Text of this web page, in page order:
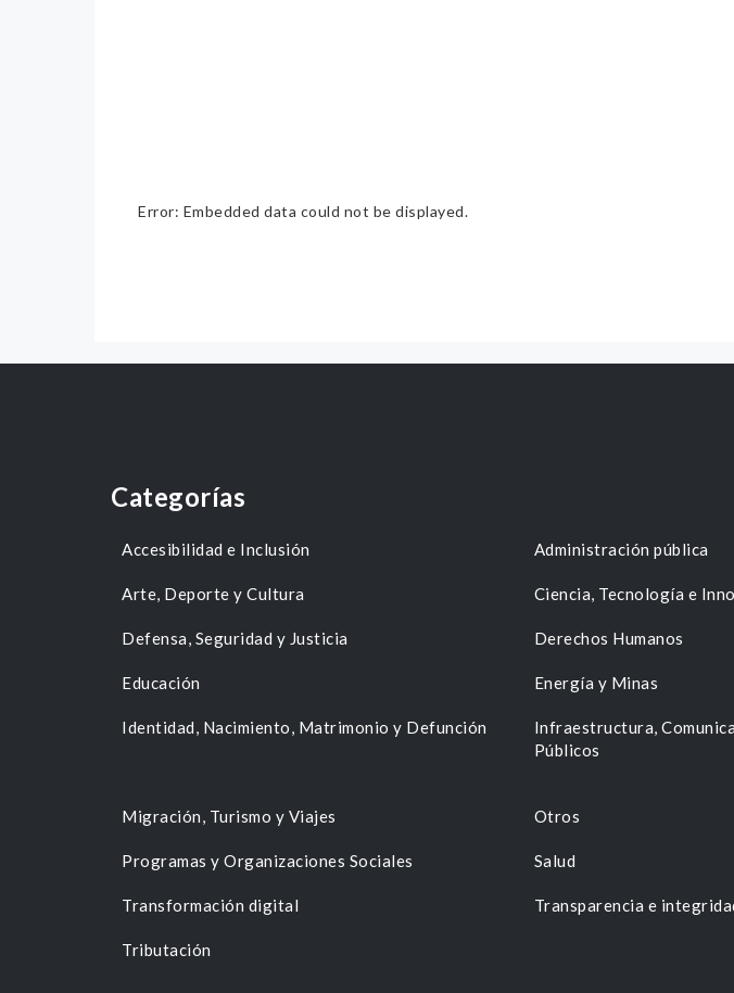
Error: Embedded data could not be displayed.
Categorías
Accesibilidad e Inclusión Administración pública
Arte, Deporte y Cultura Ciencia, Tecnología e
Defensa, Seguridad y Justicia Derechos Humanos
Educación Energía y Minas
Identidad, Nacimiento, Matrimonio y Defunción
Infraestructura,
Públicos
Migración, Turismo y Viajes Otros
Programas y Organizaciones Sociales Salud
Transformación digital Transparencia e
Tributación